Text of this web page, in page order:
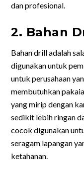
dan profesional.
2. Bahan
Bahan drill adalah
digunakan untuk
untuk perusahaan
membutuhkan
yang mirip dengan
sedikit lebih ringan
cocok digunakan
seragam lapangan
ketahanan.